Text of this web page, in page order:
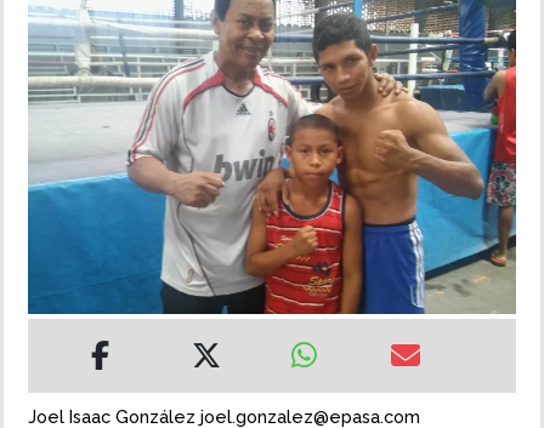
POLÍTICA
SHOW
DEPORTES
MULTIMEDIA
Joel Isaac González joel.gonzalez@epasa.com